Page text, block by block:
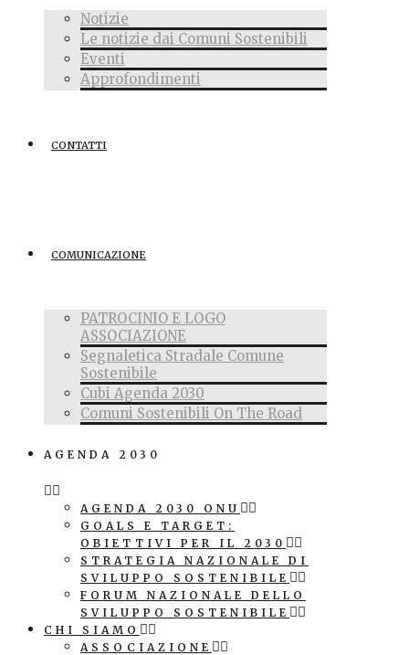
Notizie
Le notizie dai Comuni Sostenibili
Eventi
Approfondimenti
CONTATTI
COMUNICAZIONE
PATROCINIO E LOGO
ASSOCIAZIONE
Segnaletica Stradale Comune
Sostenibile
Cubi Agenda 2030
Comuni Sostenibili On The Road
AGENDA 2030
AGENDA 2030 ONU
GOALS E TARGET:
OBIETTIVI PER IL 2030
STRATEGIA NAZIONALE DI
SVILUPPO SOSTENIBILE
FORUM NAZIONALE DELLO
SVILUPPO SOSTENIBILE
CHI SIAMO
ASSOCIAZIONE